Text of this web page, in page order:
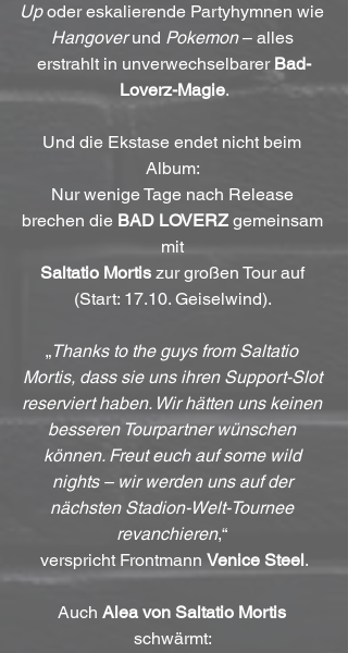
Up oder eskalierende Partyhymnen wie
Hangover und Pokemon – alles
erstrahlt in unverwechselbarer Bad-
Loverz-Magie.
Und die Ekstase endet nicht beim
Album:
Nur wenige Tage nach Release
brechen die BAD LOVERZ gemeinsam
mit
Saltatio Mortis zur großen Tour auf
(Start: 17.10. Geiselwind).
„Thanks to the guys from Saltatio
Mortis, dass sie uns ihren Support-Slot
reserviert haben. Wir hätten uns keinen
besseren Tourpartner wünschen
können. Freut euch auf some wild
nights – wir werden uns auf der
nächsten Stadion-Welt-Tournee
revanchieren,“
verspricht Frontmann Venice Steel.
Auch Alea von Saltatio Mortis
schwärmt: